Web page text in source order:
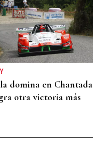
domina en Chantada
otra victoria más